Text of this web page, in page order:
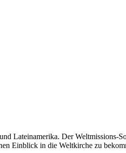
Lateinamerika. Der Weltmissions-
Einblick in die Weltkirche zu